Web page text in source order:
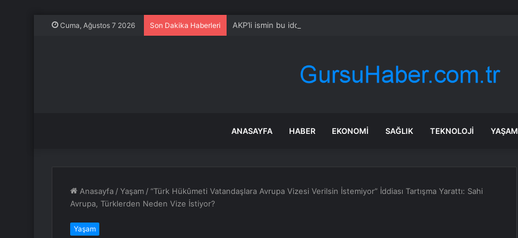
Cuma, Ağustos 7 2026 Son Dakika Haberleri AKP’li ismin bu iddiası doğruysa çok tartışılır: ‘Öcalan onayladı’
ANASAYFA HABER EKONOMI SAĞLIK TEKNOLOJI YAŞAM
Anasayfa /Yaşam /“Türk Hükûmeti Vatandaşlara Avrupa Vizesi Verilsin İstemiyor” İddiası Tartışma Yarattı: Sahi
Avrupa, Türklerden Neden Vize İstiyor?
Yaşam